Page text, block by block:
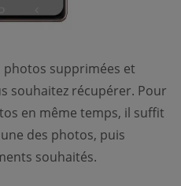
photos supprimées et
souhaitez récupérer. Pour
en même temps, il suffit
des photos, puis
souhaités.